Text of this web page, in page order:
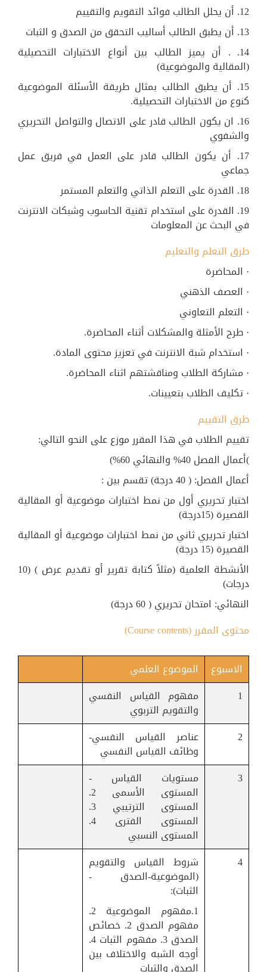
12. أن يحلل الطالب فوائد التقويم والتقييم
13. أن يطبق الطالب أساليب التحقق من الصدق و الثبات
14. . أن يميز الطالب بين أنواع الاختبارات التحصيلية
(المقالية والموضوعية)
15. أن يطبق الطالب بمثال طريقة الأسئلة الموضوعية
كنوع من الاختبارات التحصيلية.
16. ان يكون الطالب قادر على الاتصال والتواصل التحريري
والشفوي
17. أن يكون الطالب قادر على العمل في فريق عمل
جماعي
18. القدرة على التعلم الذاتي والتعلم المستمر
19. القدرة على استخدام تقنية الحاسوب وشبكات الانترنت
في البحث عن المعلومات
طرق التعلم والتعليم
· المحاضرة
· العصف الذهني
· التعلم التعاوني
· طرح الأمثلة والمشكلات أثناء المحاضرة.
· استخدام شبة الانترنت في تعزيز محتوى المادة.
· مشاركة الطلاب ومناقشتهم اثناء المحاضرة.
· تكليف الطلاب بتعيينات.
طرق التقييم
تقييم الطلاب في هذا المقرر موزع على النحو التالي:
)أعمال الفصل 40% والنهائي 60%)
أعمال الفصل: ( 40 درجة) تقسم بين :
اختبار تحريري أول من نمط اختبارات موضوعية أو المقالية
القصيرة (15درجة)
اختبار تحريري ثاني من نمط اختبارات موضوعية أو المقالية
القصيرة (15 درجة)
الأنشطة العلمية (مثلاً كتابة تقرير أو تقديم عرض ) (10
درجات)
النهائي: امتحان تحريري ( 60 درجة)
محتوى المقرر (Course contents)
الاسبوع
الموضوع العلمي
1
مفهوم القياس النفسي
والتقويم التربوي
2
عناصر القياس النفسي-
وظائف القياس النفسي
3
مستويات القياس -
المستوى الأسمى 2.
المستوى الترتيبي 3.
المستوى الفترى 4.
المستوى النسبي
4
شروط القياس والتقويم
(الموضوعية-الصدق -
الثبات):
1.مفهوم الموضوعية 2.
مفهوم الصدق 2. خصائص
الصدق 3. مفهوم الثبات 4.
أوجه الشبه والاختلاف بين
الصدق والثبات